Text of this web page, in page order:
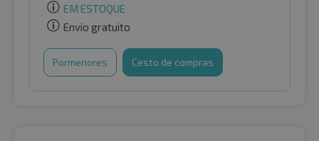
EM ESTOQUE
Envio gratuito
Pormenores Cesto de compras